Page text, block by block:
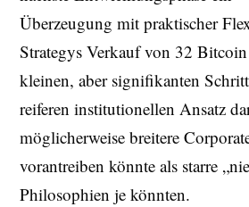
Überzeugung mit praktischer
Strategys Verkauf von 32
kleinen, aber signifikanten
reiferen institutionellen Ansatz
möglicherweise breitere
vorantreiben könnte als starre
Philosophien je könnten.